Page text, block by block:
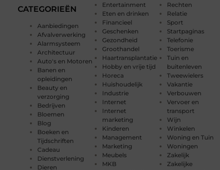
CATEGORIEËN
Aanbiedingen
Afvalverwerking
Alarmsysteem
Architectuur
Auto's en Motoren
Banen en
opleidingen
Beauty en
verzorging
Bedrijven
Bloemen
Blog
Boeken en
Tijdschriften
Cadeau
Dienstverlening
Dieren
Entertainment
Eten en drinken
Financieel
Geschenken
Gezondheid
Groothandel
Haartransplantatie
Hobby en vrije tijd
Horeca
Huishoudelijk
Industrie
Internet
Internet
marketing
Kinderen
Management
Marketing
Meubels
MKB
Rechten
Relatie
Sport
Startpaginas
Telefonie
Toerisme
Tuin en
buitenleven
Tweewielers
Vakantie
Verbouwen
Vervoer en
transport
Wijn
Winkelen
Woning en Tuin
Woningen
Zakelijk
Zakelijke